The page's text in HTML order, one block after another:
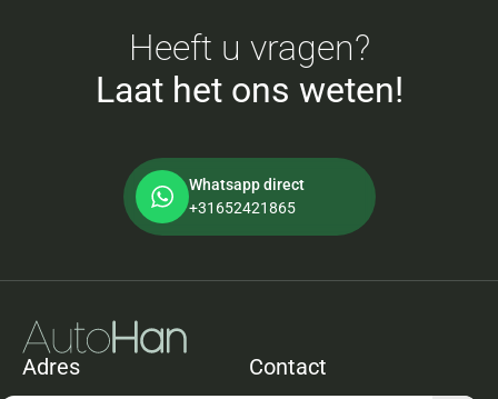
Heeft u vragen?
Laat het ons weten!
Whatsapp direct
+31652421865
Adres Contact